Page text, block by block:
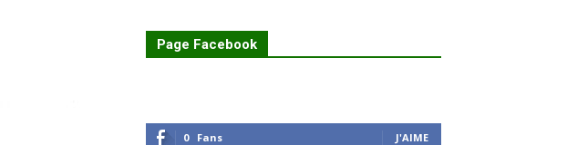
Page Facebook
0 Fans J'AIME